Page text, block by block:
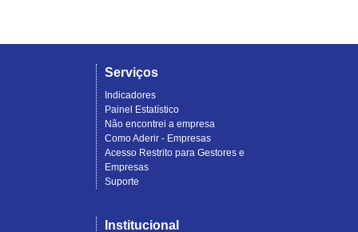
Serviços
Indicadores
Painel Estatístico
Não encontrei a empresa
Como Aderir - Empresas
Acesso Restrito para Gestores e
Empresas
Suporte
Institucional